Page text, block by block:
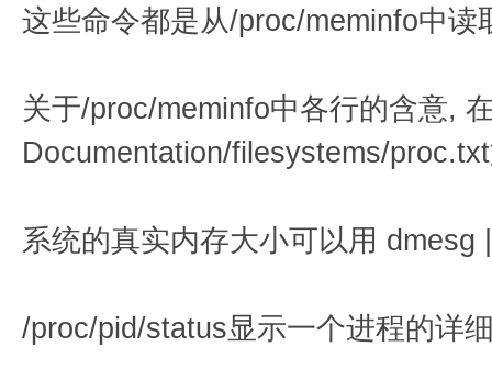
这些命令都是从/proc/meminfo中读
关于/proc/meminfo中各行的含意,
Documentation/filesystems/
系统的真实内存大小可以用 dmesg
/proc/pid/status显示一个进程的详